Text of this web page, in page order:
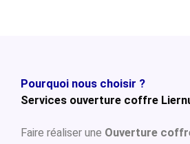
Pourquoi nous choisir ?
Services ouverture coffre
Faire réaliser une Ouverture